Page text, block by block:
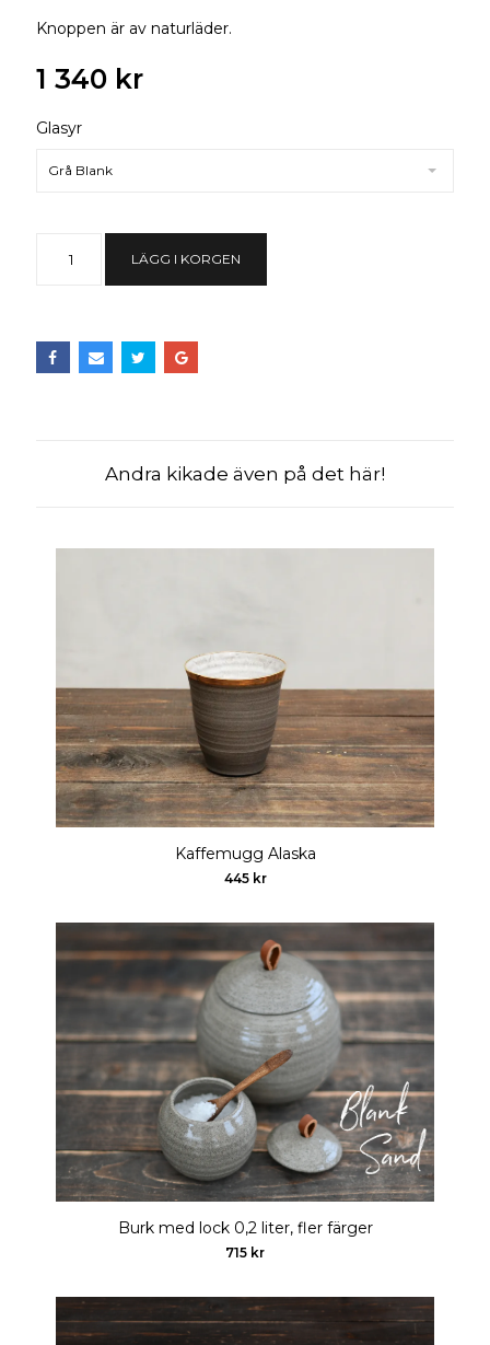
Knoppen är av naturläder.
1 340 kr
Glasyr
Grå Blank
LÄGG I KORGEN
Andra kikade även på det här!
Kaffemugg Alaska
445 kr
Burk med lock 0,2 liter, fler färger
715 kr